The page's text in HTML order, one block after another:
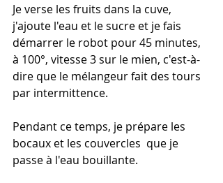
Je verse les fruits dans la cuve,
j'ajoute l'eau et le sucre et je fais
démarrer le robot pour 45 minutes,
à 100°, vitesse 3 sur le mien, c'est-à-
dire que le mélangeur fait des tours
par intermittence.
Pendant ce temps, je prépare les
bocaux et les couvercles  que je
passe à l'eau bouillante.